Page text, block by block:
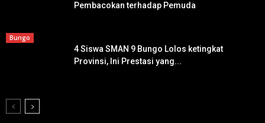
Pembacokan terhadap Pemuda
Bungo
4 Siswa SMAN 9 Bungo Lolos ketingkat
Provinsi, Ini Prestasi yang...